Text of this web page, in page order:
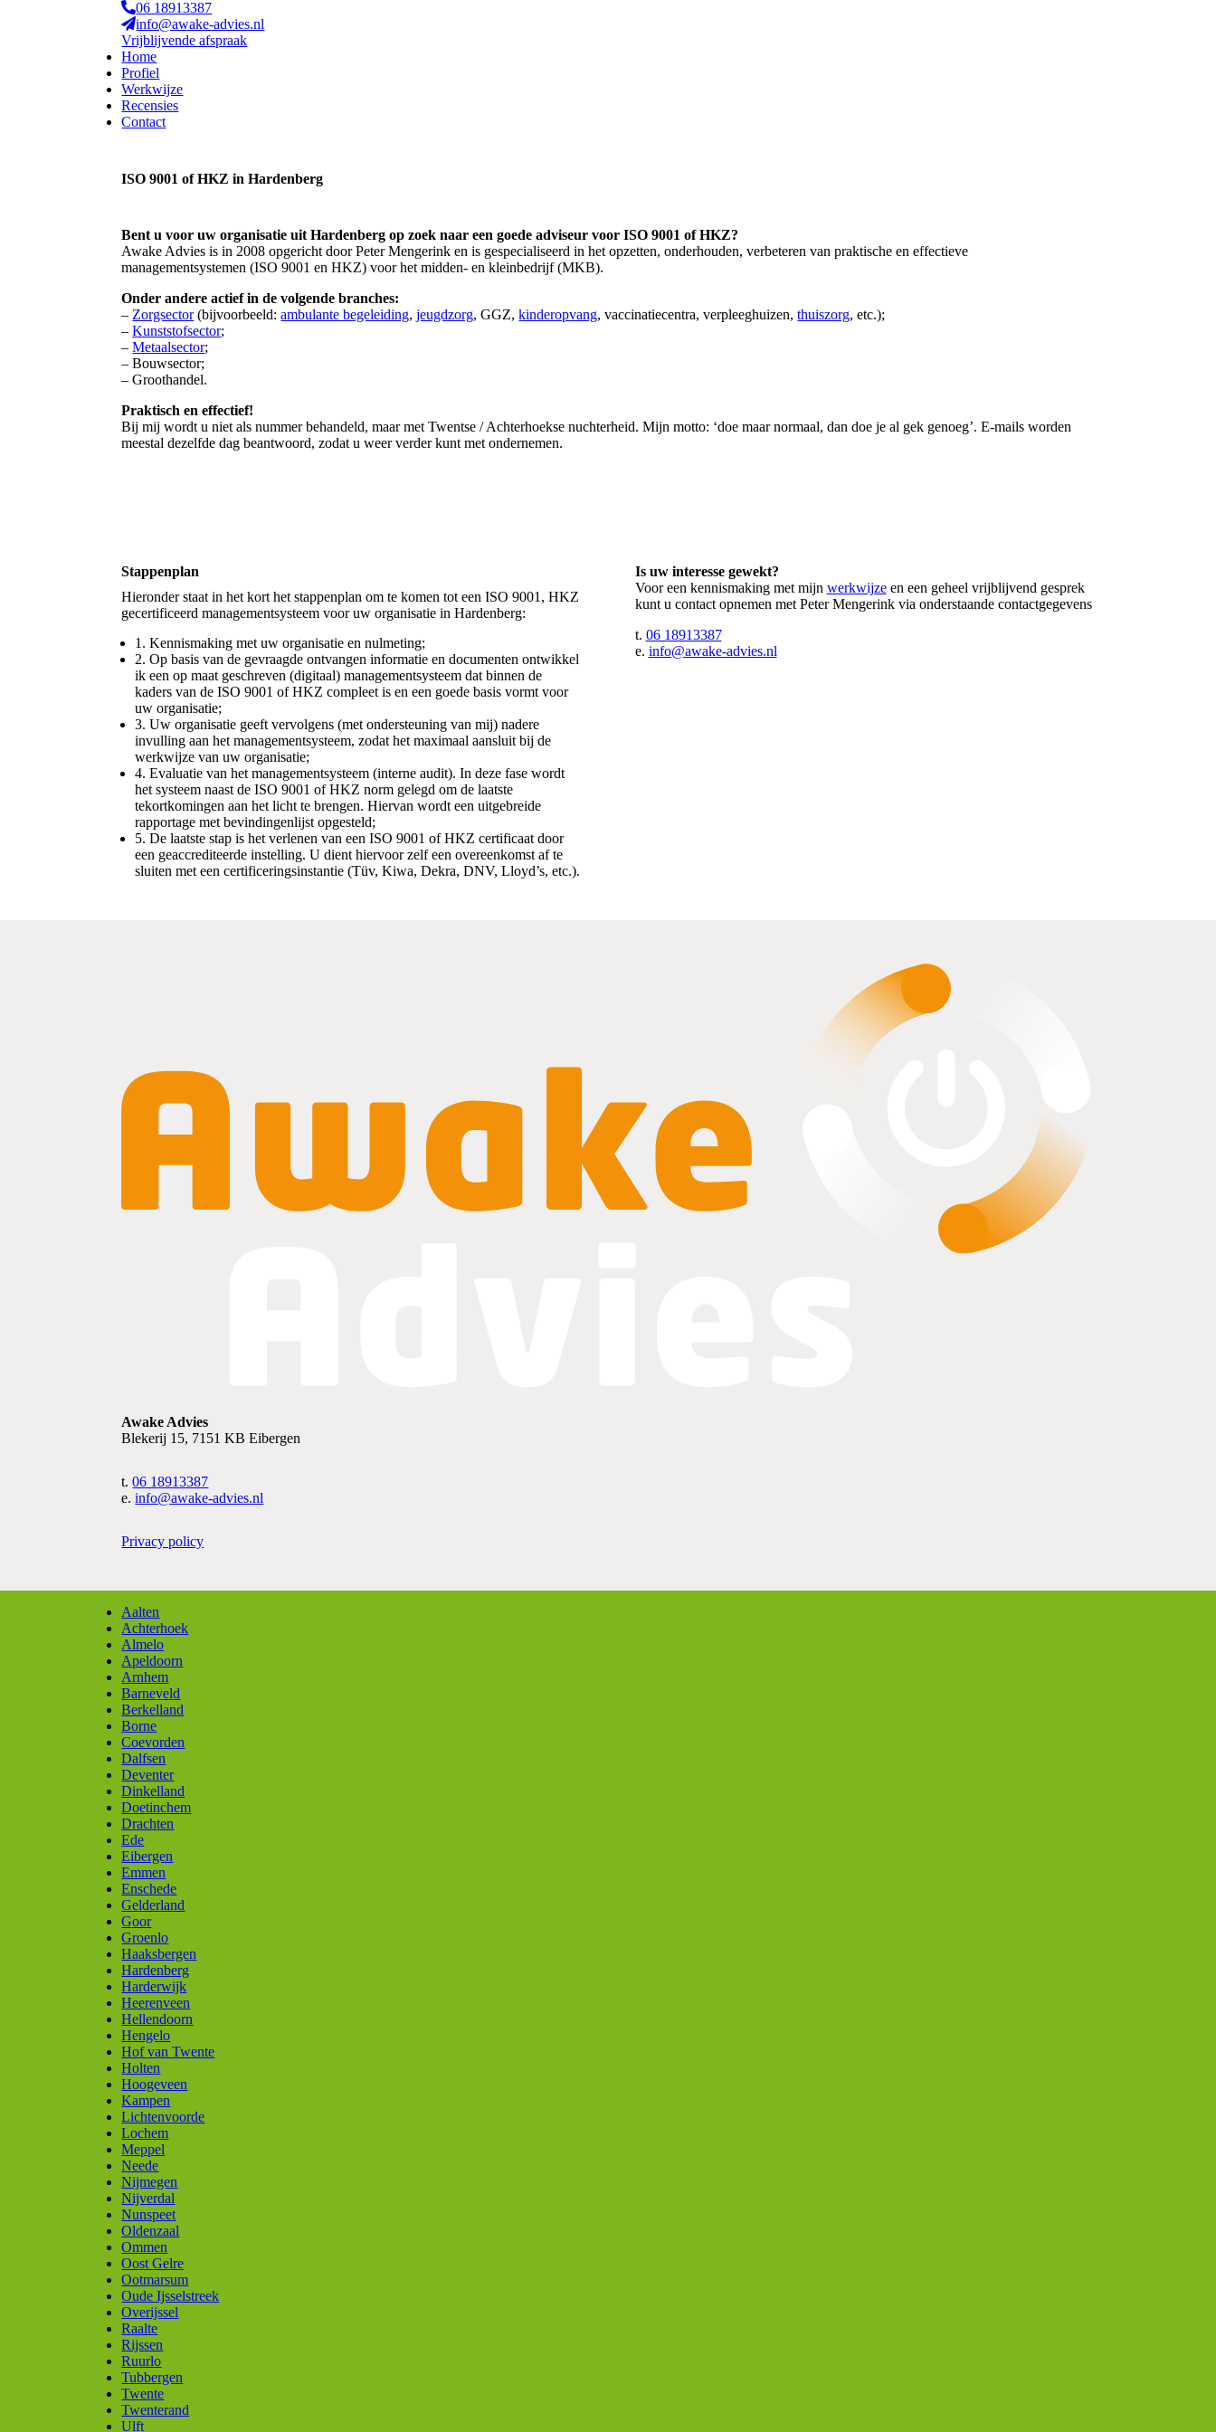
06 18913387
info@awake-advies.nl
Vrijblijvende afspraak
Home
Profiel
Werkwijze
Recensies
Contact
ISO 9001 of HKZ in Hardenberg
Bent u voor uw organisatie uit Hardenberg op zoek naar een goede adviseur voor ISO 9001 of HKZ?
Awake Advies is in 2008 opgericht door Peter Mengerink en is gespecialiseerd in het opzetten, onderhouden, verbeteren van praktische en effectieve
managementsystemen (ISO 9001 en HKZ) voor het midden- en kleinbedrijf (MKB).
Onder andere actief in de volgende branches:
– Zorgsector(bijvoorbeeld:ambulante begeleiding,jeugdzorg, GGZ,kinderopvang, vaccinatiecentra, verpleeghuizen,thuiszorg, etc.);
–Kunststofsector;
–Metaalsector;
– Bouwsector;
– Groothandel.
Praktisch en effectief!
Bij mij wordt u niet als nummer behandeld, maar met Twentse / Achterhoekse nuchterheid. Mijn motto: ‘doe maar normaal, dan doe je al gek genoeg’. E-mails worden
meestal dezelfde dag beantwoord, zodat u weer verder kunt met ondernemen.
Stappenplan
Hieronder staat in het kort het stappenplan om te komen tot een ISO 9001, HKZ
gecertificeerd managementsysteem voor uw organisatie in Hardenberg:
1. Kennismaking met uw organisatie en nulmeting;
2. Op basis van de gevraagde ontvangen informatie en documenten ontwikkel
ik een op maat geschreven (digitaal) managementsysteem dat binnen de
kaders van de ISO 9001 of HKZ compleet is en een goede basis vormt voor
uw organisatie;
3. Uw organisatie geeft vervolgens (met ondersteuning van mij) nadere
invulling aan het managementsysteem, zodat het maximaal aansluit bij de
werkwijze van uw organisatie;
4. Evaluatie van het managementsysteem (interne audit). In deze fase wordt
het systeem naast de ISO 9001 of HKZ norm gelegd om de laatste
tekortkomingen aan het licht te brengen. Hiervan wordt een uitgebreide
rapportage met bevindingenlijst opgesteld;
5. De laatste stap is het verlenen van een ISO 9001 of HKZ certificaat door
een geaccrediteerde instelling. U dient hiervoor zelf een overeenkomst af te
sluiten met een certificeringsinstantie (Tüv, Kiwa, Dekra, DNV, Lloyd’s, etc.).
Is uw interesse gewekt?
Voor een kennismaking met mijn werkwijzeen een geheel vrijblijvend gesprek
kunt u contact opnemen met Peter Mengerink via onderstaande contactgegevens
t. 06 18913387
e. info@awake-advies.nl
Awake Advies
Blekerij 15, 7151 KB Eibergen
t.06 18913387
e.info@awake-advies.nl
Privacy policy
Aalten
Achterhoek
Almelo
Apeldoorn
Arnhem
Barneveld
Berkelland
Borne
Coevorden
Dalfsen
Deventer
Dinkelland
Doetinchem
Drachten
Ede
Eibergen
Emmen
Enschede
Gelderland
Goor
Groenlo
Haaksbergen
Hardenberg
Harderwijk
Heerenveen
Hellendoorn
Hengelo
Hof van Twente
Holten
Hoogeveen
Kampen
Lichtenvoorde
Lochem
Meppel
Neede
Nijmegen
Nijverdal
Nunspeet
Oldenzaal
Ommen
Oost Gelre
Ootmarsum
Oude Ijsselstreek
Overijssel
Raalte
Rijssen
Ruurlo
Tubbergen
Twente
Twenterand
Ulft